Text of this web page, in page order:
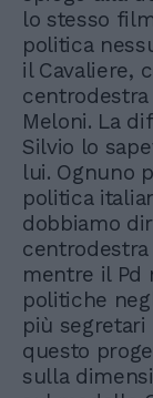
lo stesso
politica
il Cavaliere,
Meloni. La
Silvio lo
lui. Ognuno
politica
dobbiamo
mentre il Pd
politiche
più segretari
questo
sulla